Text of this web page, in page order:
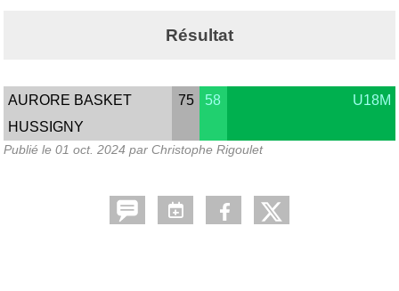
Résultat
AURORE BASKET
HUSSIGNY
75 58 U18M
Publié le 01 oct. 2024 par Christophe Rigoulet